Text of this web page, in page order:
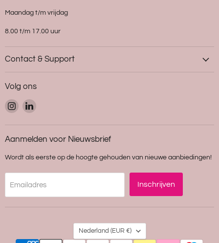
Maandag t/m vrijdag
8.00 t/m 17.00 uur
Contact & Support
Volg ons
Vind
ons
op
Instagram
Vind
op
LinkedIn
Aanmelden voor Nieuwsbrief
Wordt als eerste op de hoogte gehouden van nieuwe aanbiedingen!
Emailadres Inschrijven
Land
Nederland (EUR €)